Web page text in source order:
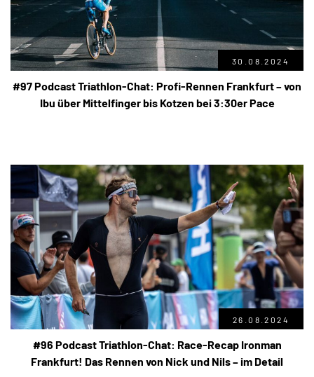
30.08.2024
#97 Podcast Triathlon-Chat: Profi-Rennen Frankfurt – von
Ibu über Mittelfinger bis Kotzen bei 3:30er Pace
26.08.2024
#96 Podcast Triathlon-Chat: Race-Recap Ironman
Frankfurt! Das Rennen von Nick und Nils – im Detail